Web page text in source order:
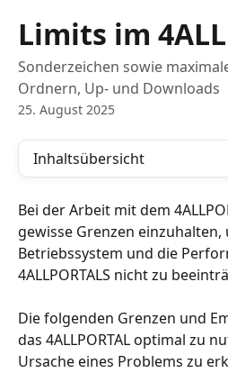
Limits im
Sonderzeichen sowie
Ordnern, Up- und Downloads
25. August 2025
Inhaltsübersicht
Bei der Arbeit mit dem
gewisse Grenzen einzuhalten,
Betriebssystem und die
4ALLPORTALS nicht zu
Die folgenden Grenzen und
das 4ALLPORTAL optimal zu
Ursache eines Problems zu